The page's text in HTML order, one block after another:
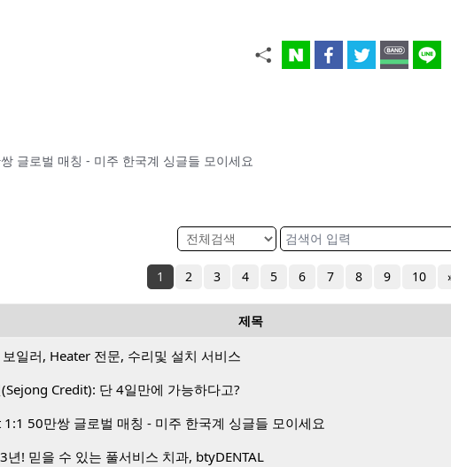
글로벌 매칭 - 미주 한국계 싱글들 모이세요
1 2 3 4 5 6 7 8 9 10
제목
일러, Heater 전문, 수리및 설치 서비스
Credit): 단 4일만에 가능하다고?
50만쌍 글로벌 매칭 - 미주 한국계 싱글들 모이세요
년! 믿을 수 있는 풀서비스 치과, btyDENTAL